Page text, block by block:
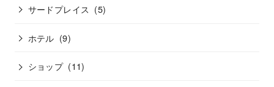
サードプレイス (5)
ホテル (9)
ショップ (11)